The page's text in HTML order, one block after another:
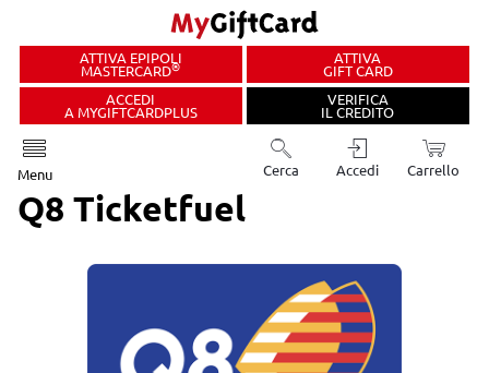
ATTIVA EPIPOLI
MASTERCARD® ATTIVA
GIFT CARD
ACCEDI
A MYGIFTCARDPLUS
VERIFICA
IL CREDITO
Menu Cerca Accedi Carrello
Q8 Ticketfuel